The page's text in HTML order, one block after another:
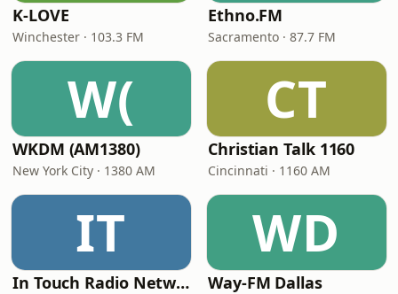
K-LOVE
Winchester · 103.3 FM
Ethno.FM
Sacramento · 87.7 FM
W(
WKDM (AM1380)
New York City · 1380 AM
CT
Christian Talk 1160
Cincinnati · 1160 AM
IT
In Touch Radio Network
WD
Way-FM Dallas